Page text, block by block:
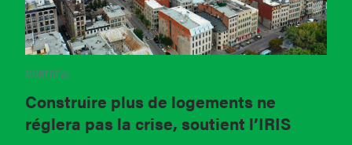
MONTRÉAL
Construire plus de logements ne
réglera pas la crise, soutient l’IRIS